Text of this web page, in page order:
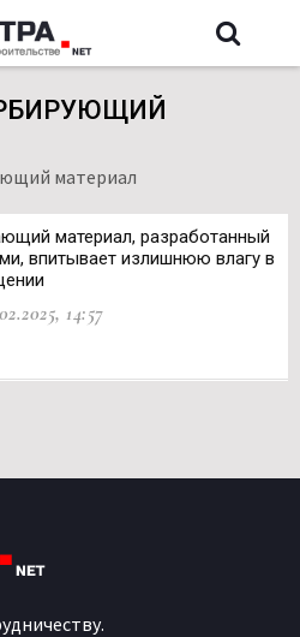
материал
материал, разработанный
впитывает излишнюю влагу в
14:57